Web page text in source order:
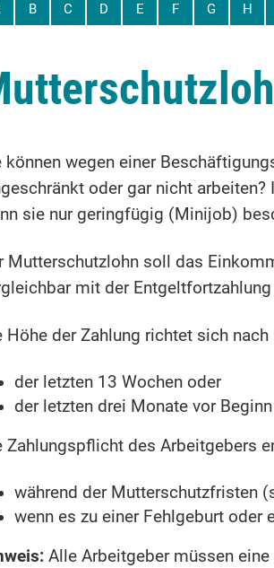
B C D E F G H
können wegen einer
oder gar nicht
sie nur geringfügig (Minijob)
Mutterschutzlohn soll das
mit der
Höhe der Zahlung richtet sich
der letzten 13 Wochen oder
der letzten drei Monate vor
Zahlungspflicht des Arbeitgebers
während der Mutterschutzfristen
wenn es zu einer Fehlgeburt
Alle Arbeitgeber müssen